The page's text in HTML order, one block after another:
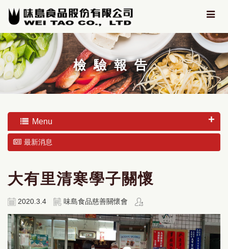
檢驗報告
Menu
最新消息
大有里清寒學子關懷
2020.3.4 味島食品慈善關懷會